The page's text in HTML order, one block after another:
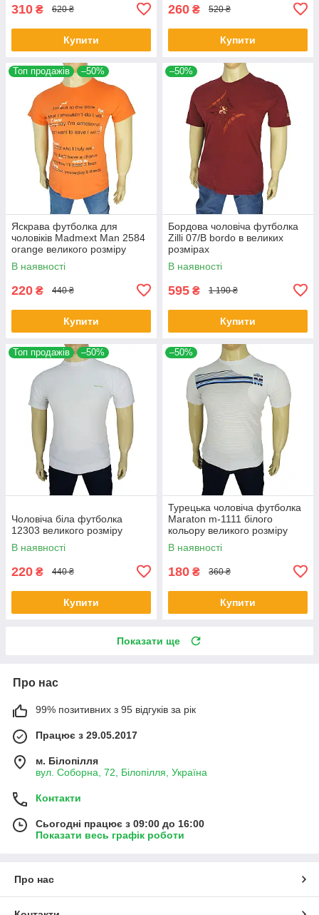
310 ₴ 620 ₴
Купити
260 ₴ 520 ₴
Купити
Топ продажів –50%
Яскрава футболка для
чоловіків Madmext Man 2584
orange великого розміру
В наявності
220 ₴ 440 ₴
Купити
–50%
Бордова чоловіча футболка
Zilli 07/В bordo в великих
розмірах
В наявності
595 ₴ 1 190 ₴
Купити
Топ продажів –50%
Чоловіча біла футболка
12303 великого розміру
В наявності
220 ₴ 440 ₴
Купити
–50%
Турецька чоловіча футболка
Maraton m-1111 білого
кольору великого розміру
В наявності
180 ₴ 360 ₴
Купити
Показати ще
Про нас
99% позитивних з 95 відгуків за рік
Працює з 29.05.2017
м. Білопілля
вул. Соборна, 72, Білопілля, Україна
Контакти
Сьогодні працює з 09:00 до 16:00
Показати весь графік роботи
Про нас